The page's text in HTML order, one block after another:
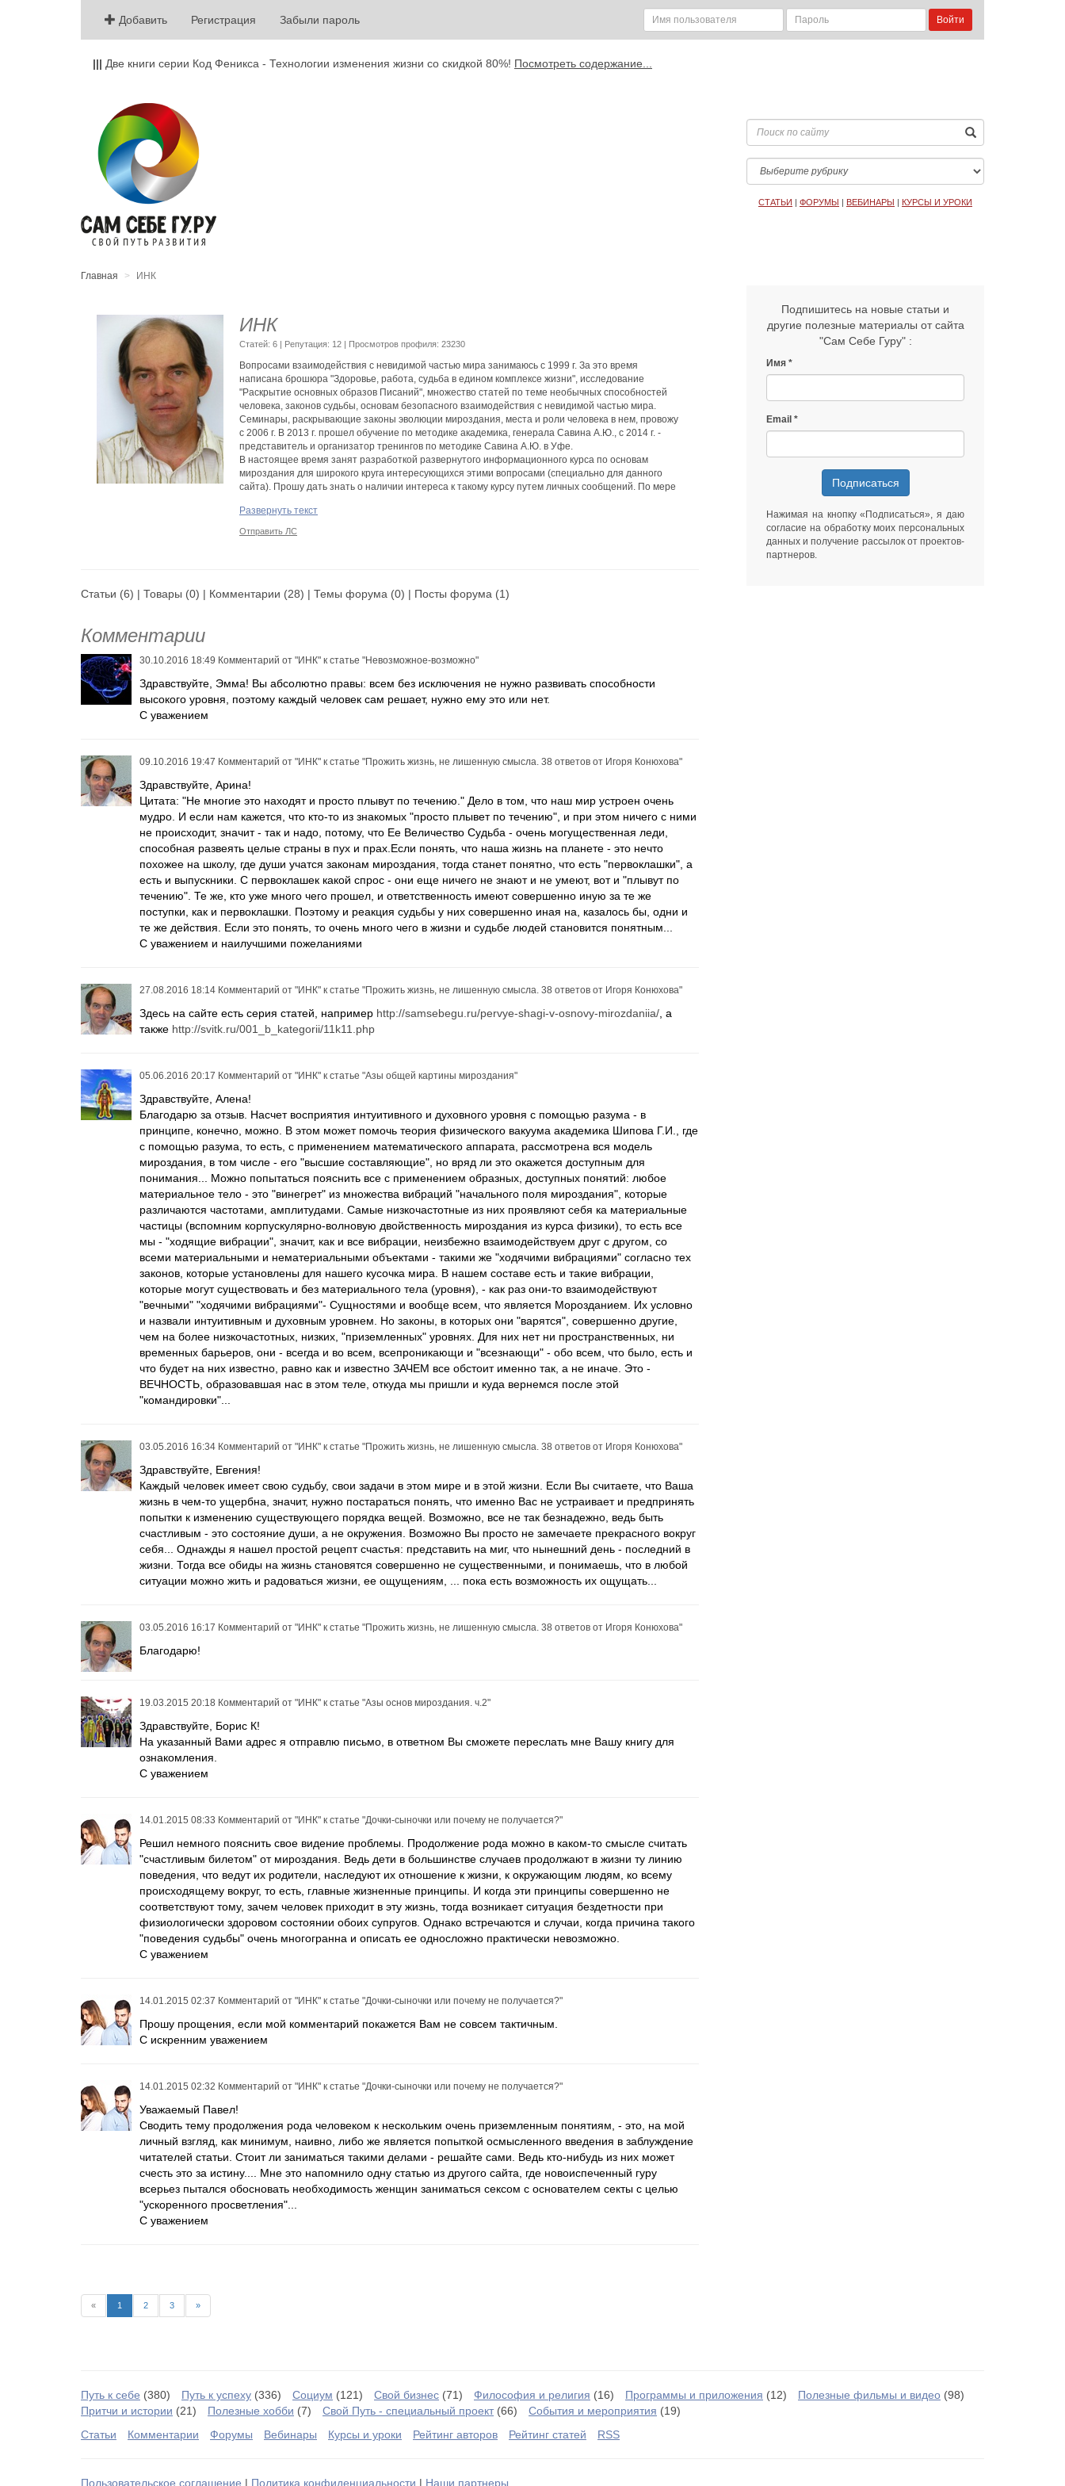
Добавить Регистрация Забыли пароль Войти
||| Две книги серии Код Феникса - Технологии изменения жизни со скидкой 80%! Посмотреть содержание...
СТАТЬИ | ФОРУМЫ | ВЕБИНАРЫ | КУРСЫ И УРОКИ
Главная ИНК
ИНК
Cтатей: 6 | Репутация: 12 | Просмотров профиля: 23230
Вопросами взаимодействия с невидимой частью мира занимаюсь с 1999 г. За это время
написана брошюра "Здоровье, работа, судьба в едином комплексе жизни", исследование
"Раскрытие основных образов Писаний", множество статей по теме необычных способностей
человека, законов судьбы, основам безопасного взаимодействия с невидимой частью мира.
Семинары, раскрывающие законы эволюции мироздания, места и роли человека в нем, провожу
с 2006 г. В 2013 г. прошел обучение по методике академика, генерала Савина А.Ю., с 2014 г. -
представитель и организатор тренингов по методике Савина А.Ю. в Уфе.
В настоящее время занят разработкой развернутого информационного курса по основам
мироздания для широкого круга интересующихся этими вопросами (специально для данного
сайта). Прошу дать знать о наличии интереса к такому курсу путем личных сообщений. По мере
Развернуть текст
Отправить ЛС
Статьи (6) | Товары (0) | Комментарии (28) | Темы форума (0) | Посты форума (1)
Комментарии
30.10.2016 18:49 Комментарий от "ИНК" к статье "Невозможное-возможно"
Здравствуйте, Эмма! Вы абсолютно правы: всем без исключения не нужно развивать способности
высокого уровня, поэтому каждый человек сам решает, нужно ему это или нет.
С уважением
09.10.2016 19:47 Комментарий от "ИНК" к статье "Прожить жизнь, не лишенную смысла. 38 ответов от Игоря Конюхова"
Здравствуйте, Арина!
Цитата: "Не многие это находят и просто плывут по течению." Дело в том, что наш мир устроен очень
мудро. И если нам кажется, что кто-то из знакомых "просто плывет по течению", и при этом ничего с ними
не происходит, значит - так и надо, потому, что Ее Величество Судьба - очень могущественная леди,
способная развеять целые страны в пух и прах.Если понять, что наша жизнь на планете - это нечто
похожее на школу, где души учатся законам мироздания, тогда станет понятно, что есть "первоклашки", а
есть и выпускники. С первоклашек какой спрос - они еще ничего не знают и не умеют, вот и "плывут по
течению". Те же, кто уже много чего прошел, и ответственность имеют совершенно иную за те же
поступки, как и первоклашки. Поэтому и реакция судьбы у них совершенно иная на, казалось бы, одни и
те же действия. Если это понять, то очень много чего в жизни и судьбе людей становится понятным...
С уважением и наилучшими пожеланиями
27.08.2016 18:14 Комментарий от "ИНК" к статье "Прожить жизнь, не лишенную смысла. 38 ответов от Игоря Конюхова"
Здесь на сайте есть серия статей, например http://samsebegu.ru/pervye-shagi-v-osnovy-mirozdaniia/ , а
также http://svitk.ru/001_b_kategorii/11k11.php
05.06.2016 20:17 Комментарий от "ИНК" к статье "Азы общей картины мироздания"
Здравствуйте, Алена!
Благодарю за отзыв. Насчет восприятия интуитивного и духовного уровня с помощью разума - в
принципе, конечно, можно. В этом может помочь теория физического вакуума академика Шипова Г.И., где
с помощью разума, то есть, с применением математического аппарата, рассмотрена вся модель
мироздания, в том числе - его "высшие составляющие", но вряд ли это окажется доступным для
понимания... Можно попытаться пояснить все с применением образных, доступных понятий: любое
материальное тело - это "винегрет" из множества вибраций "начального поля мироздания", которые
различаются частотами, амплитудами. Самые низкочастотные из них проявляют себя ка материальные
частицы (вспомним корпускулярно-волновую двойственность мироздания из курса физики), то есть все
мы - "ходящие вибрации", значит, как и все вибрации, неизбежно взаимодействуем друг с другом, со
всеми материальными и нематериальными объектами - такими же "ходячими вибрациями" согласно тех
законов, которые установлены для нашего кусочка мира. В нашем составе есть и такие вибрации,
которые могут существовать и без материального тела (уровня), - как раз они-то взаимодействуют
"вечными" "ходячими вибрациями"- Сущностями и вообще всем, что является Морозданием. Их условно
и назвали интуитивным и духовным уровнем. Но законы, в которых они "варятся", совершенно другие,
чем на более низкочастотных, низких, "приземленных" уровнях. Для них нет ни пространственных, ни
временных барьеров, они - всегда и во всем, всепроникающи и "всезнающи" - обо всем, что было, есть и
что будет на них известно, равно как и известно ЗАЧЕМ все обстоит именно так, а не иначе. Это -
ВЕЧНОСТЬ, образовавшая нас в этом теле, откуда мы пришли и куда вернемся после этой
"командировки"...
03.05.2016 16:34 Комментарий от "ИНК" к статье "Прожить жизнь, не лишенную смысла. 38 ответов от Игоря Конюхова"
Здравствуйте, Евгения!
Каждый человек имеет свою судьбу, свои задачи в этом мире и в этой жизни. Если Вы считаете, что Ваша
жизнь в чем-то ущербна, значит, нужно постараться понять, что именно Вас не устраивает и предпринять
попытки к изменению существующего порядка вещей. Возможно, все не так безнадежно, ведь быть
счастливым - это состояние души, а не окружения. Возможно Вы просто не замечаете прекрасного вокруг
себя... Однажды я нашел простой рецепт счастья: представить на миг, что нынешний день - последний в
жизни. Тогда все обиды на жизнь становятся совершенно не существенными, и понимаешь, что в любой
ситуации можно жить и радоваться жизни, ее ощущениям, ... пока есть возможность их ощущать...
03.05.2016 16:17 Комментарий от "ИНК" к статье "Прожить жизнь, не лишенную смысла. 38 ответов от Игоря Конюхова"
Благодарю!
19.03.2015 20:18 Комментарий от "ИНК" к статье "Азы основ мироздания. ч.2"
Здравствуйте, Борис К!
На указанный Вами адрес я отправлю письмо, в ответном Вы сможете переслать мне Вашу книгу для
ознакомления.
С уважением
14.01.2015 08:33 Комментарий от "ИНК" к статье "Дочки-сыночки или почему не получается?"
Решил немного пояснить свое видение проблемы. Продолжение рода можно в каком-то смысле считать
"счастливым билетом" от мироздания. Ведь дети в большинстве случаев продолжают в жизни ту линию
поведения, что ведут их родители, наследуют их отношение к жизни, к окружающим людям, ко всему
происходящему вокруг, то есть, главные жизненные принципы. И когда эти принципы совершенно не
соответствуют тому, зачем человек приходит в эту жизнь, тогда возникает ситуация бездетности при
физиологически здоровом состоянии обоих супругов. Однако встречаются и случаи, когда причина такого
"поведения судьбы" очень многогранна и описать ее односложно практически невозможно.
С уважением
14.01.2015 02:37 Комментарий от "ИНК" к статье "Дочки-сыночки или почему не получается?"
Прошу прощения, если мой комментарий покажется Вам не совсем тактичным.
С искренним уважением
14.01.2015 02:32 Комментарий от "ИНК" к статье "Дочки-сыночки или почему не получается?"
Уважаемый Павел!
Сводить тему продолжения рода человеком к нескольким очень приземленным понятиям, - это, на мой
личный взгляд, как минимум, наивно, либо же является попыткой осмысленного введения в заблуждение
читателей статьи. Стоит ли заниматься такими делами - решайте сами. Ведь кто-нибудь из них может
счесть это за истину.... Мне это напомнило одну статью из другого сайта, где новоиспеченный гуру
всерьез пытался обосновать необходимость женщин заниматься сексом с основателем секты с целью
"ускоренного просветления"...
С уважением
« 1 2 3 »
Подпишитесь на новые статьи и
другие полезные материалы от сайта
"Сам Себе Гуру" :
Имя
Email
Подписаться
Нажимая на кнопку «Подписаться», я даю
согласие на обработку моих персональных
данных и получение рассылок от проектов-
партнеров.
Путь к себе (380) Путь к успеху (336) Социум (121) Свой бизнес (71) Философия и религия (16) Программы и приложения (12) Полезные фильмы и видео (98)
Притчи и истории (21) Полезные хобби (7) Свой Путь - специальный проект(66) События и мероприятия (19)
Статьи
Комментарии Форумы Вебинары Курсы и уроки Рейтинг авторов Рейтинг статей RSS
Пользовательское соглашение | Политика конфиденциальности | Наши партнеры